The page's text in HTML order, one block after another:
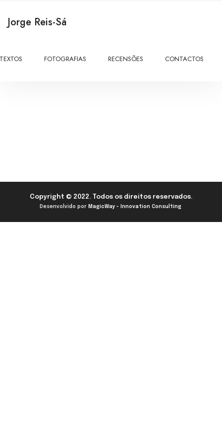
Jorge Reis-Sá
TEXTOS FOTOGRAFIAS RECENSÕES CONTACTOS
Copyright © 2022. Todos os direitos reservados.
Desenvolvido por MagicWay - Innovation Consulting